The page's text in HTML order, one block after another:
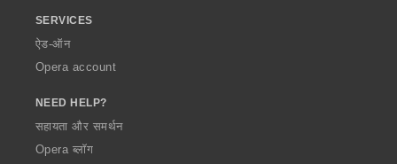
SERVICES
ऐड-ऑन
Opera account
NEED HELP?
सहायता और समर्थन
Opera ब्लॉग